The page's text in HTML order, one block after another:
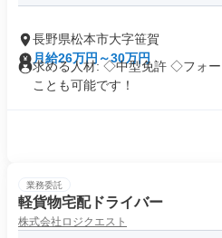
長野県松本市大字笹賀
月給26万円～30万円
求める人材: ◇中型免許 ◇フォ
ことも可能です！
業務委託
軽貨物宅配ドライバー
株式会社ロジクエスト